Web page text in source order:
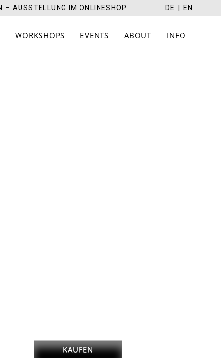
– AUSSTELLUNG IM ONLINESHOP DE EN
WORKSHOPS EVENTS ABOUT INFO
KAUFEN